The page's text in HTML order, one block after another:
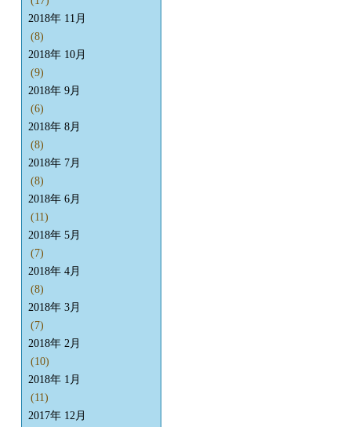
2018年 11月
(8)
2018年 10月
(9)
2018年 9月
(6)
2018年 8月
(8)
2018年 7月
(8)
2018年 6月
(11)
2018年 5月
(7)
2018年 4月
(8)
2018年 3月
(7)
2018年 2月
(10)
2018年 1月
(11)
2017年 12月